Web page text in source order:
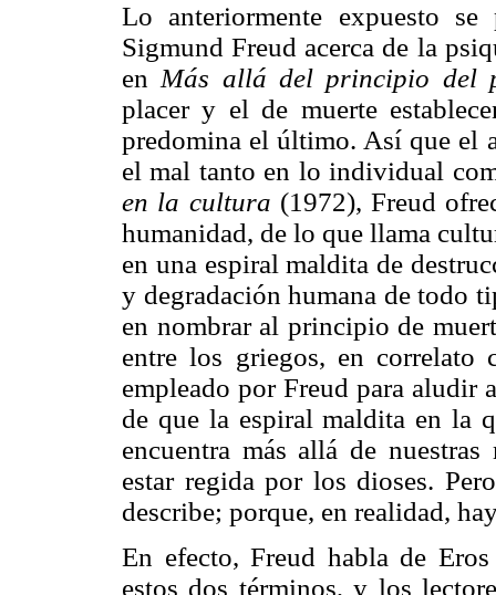
Lo anteriormente expuesto
Sigmund Freud acerca de la
en Más allá del principio del
placer y el de muerte
predomina el último. Así que el
el mal tanto en lo individual
en la cultura (1972), Freud
humanidad, de lo que llama
en una espiral maldita de
y degradación humana de todo
en nombrar al principio de
entre los griegos, en correlato
empleado por Freud para
de que la espiral maldita en la
encuentra más allá de
estar regida por los dioses.
describe; porque, en realidad,
En efecto, Freud habla de
estos dos términos, y los